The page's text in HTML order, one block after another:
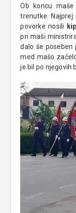
Ob koncu
trenutke. Najprej
povorke nosili
pri maši
dalo še poseben
med mašo
je bil po njegovih